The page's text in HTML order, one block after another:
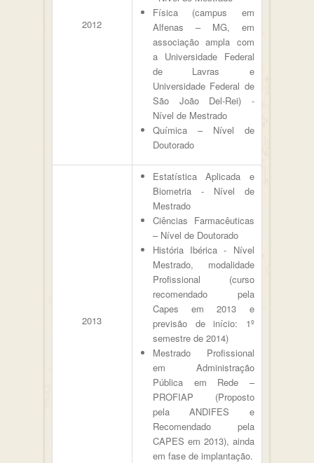
2012
Física (campus em
Alfenas – MG, em
associação ampla com
a Universidade Federal
de Lavras e
Universidade Federal de
São João Del-Rei) -
Nível de Mestrado
Química – Nível de
Doutorado
2013
Estatística Aplicada e
Biometria - Nível de
Mestrado
Ciências Farmacêuticas
– Nível de Doutorado
História Ibérica - Nível
Mestrado, modalidade
Profissional (curso
recomendado pela
Capes em 2013 e
previsão de início: 1º
semestre de 2014)
Mestrado Profissional
em Administração
Pública em Rede –
PROFIAP (Proposto
pela ANDIFES e
Recomendado pela
CAPES em 2013), ainda
em fase de implantação.